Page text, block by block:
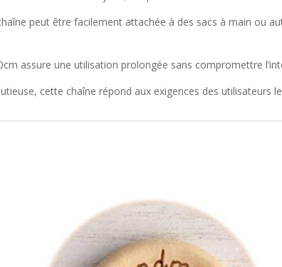
peut être facilement attachée à des sacs à main ou
assure une utilisation prolongée sans compromettre
cette chaîne répond aux exigences des utilisateurs